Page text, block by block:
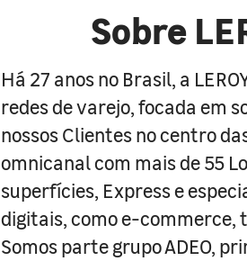
Sobre
Há 27 anos no Brasil, a
redes de varejo, focada em
nossos Clientes no centro
omnicanal com mais de 55
superfícies, Express e
digitais, como e-commerce,
Somos parte grupo ADEO,